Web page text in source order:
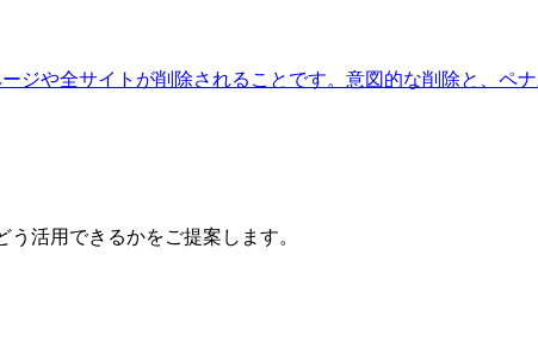
ジや全サイトが削除されることです。意図的な削除と、ペ
活用できるかをご提案します。